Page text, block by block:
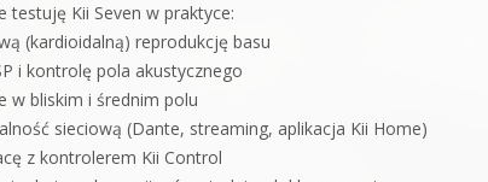
testuję Kii Seven w praktyce:
(kardioidalną) reprodukcję basu
i kontrolę pola akustycznego
w bliskim i średnim polu
sieciową (Dante, streaming, aplikacja Kii Home)
z kontrolerem Kii Control